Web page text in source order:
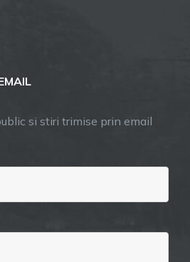
si stiri trimise prin email